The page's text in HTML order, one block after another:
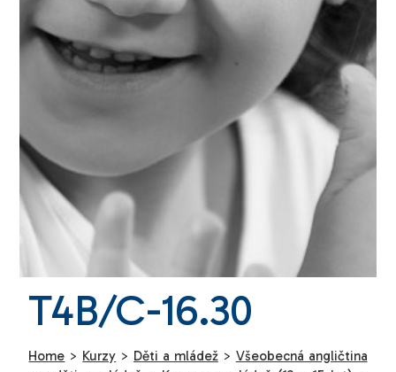
T4B/C-16.30
Home > Kurzy > Děti a mládež > Všeobecná angličtina